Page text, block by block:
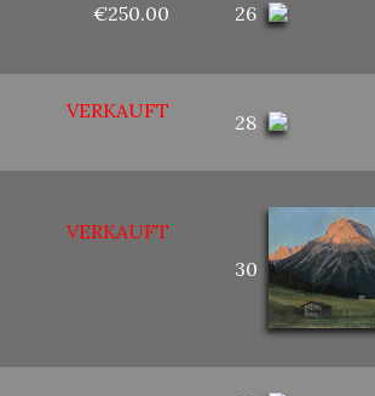
€250.00 26
VERKAUFT 28
VERKAUFT
30